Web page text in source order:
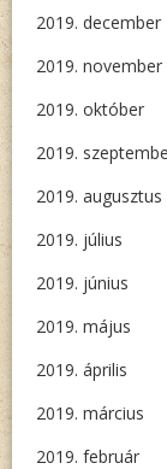
2019. december
2019. november
2019. október
2019.
2019. augusztus
2019. július
2019. június
2019. május
2019. április
2019. március
2019. február